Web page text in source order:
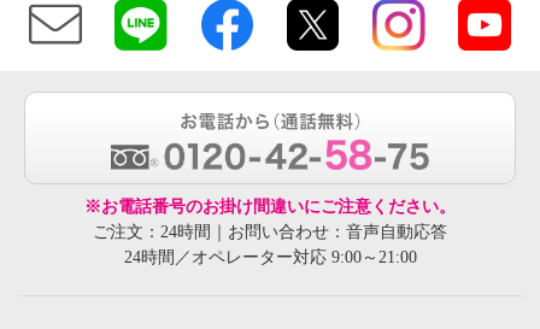
※お電話番号のお掛け間違いにご注意ください。
ご注文：24時間｜お問い合わせ：音声自動応答
24時間／オペレーター対応 9:00～21:00